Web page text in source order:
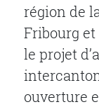
région de
Fribourg
le projet
ouverture